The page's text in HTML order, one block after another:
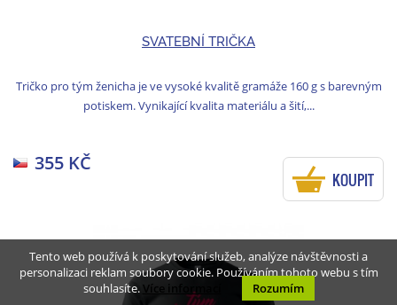
SVATEBNÍ TRIČKA
Tričko pro tým ženicha je ve vysoké kvalitě gramáže 160 g s barevným
potiskem. Vynikající kvalita materiálu a šití,...
355 KČ
KOUPIT
Tento web používá k poskytování služeb, analýze návštěvnosti a
personalizaci reklam soubory cookie. Používáním tohoto webu s tím
souhlasíte.Více informací Rozumím